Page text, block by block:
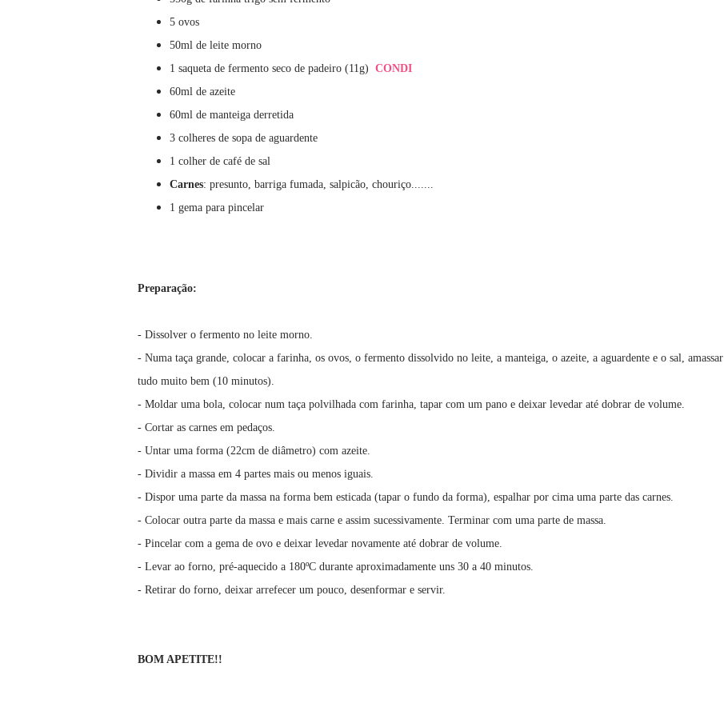
5 ovos
50ml de leite morno
1 saqueta de fermento seco de padeiro (11g) CONDI
60ml de azeite
60ml de manteiga derretida
3 colheres de sopa de aguardente
1 colher de café de sal
Carnes: presunto, barriga fumada, salpicão, chouriço.......
1 gema para pincelar
Preparação:
- Dissolver o fermento no leite morno.
- Numa taça grande, colocar a farinha, os ovos, o fermento dissolvido no leite, a manteiga, o azeite, a aguardente e o sal, amassar
tudo muito bem (10 minutos).
- Moldar uma bola, colocar num taça polvilhada com farinha, tapar com um pano e deixar levedar até dobrar de volume.
- Cortar as carnes em pedaços.
- Untar uma forma (22cm de diâmetro) com azeite.
- Dividir a massa em 4 partes mais ou menos iguais.
- Dispor uma parte da massa na forma bem esticada (tapar o fundo da forma), espalhar por cima uma parte das carnes.
- Colocar outra parte da massa e mais carne e assim sucessivamente. Terminar com uma parte de massa.
- Pincelar com a gema de ovo e deixar levedar novamente até dobrar de volume.
- Levar ao forno, pré-aquecido a 180ºC durante aproximadamente uns 30 a 40 minutos.
- Retirar do forno, deixar arrefecer um pouco, desenformar e servir.
BOM APETITE!!